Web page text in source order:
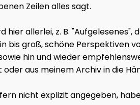
Zeilen alles sagt.
hier allerlei, z. B.
bis groß, schöne Perspektiven
hin und wieder
aus meinem Archiv in die
nicht explizit angegeben,